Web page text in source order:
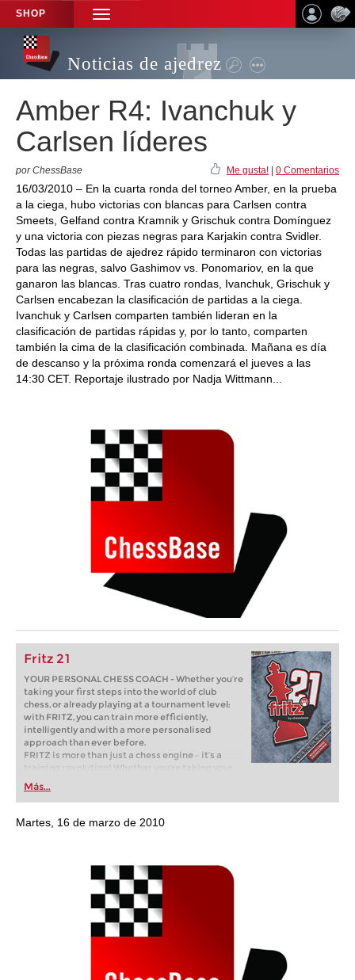
SHOP
TOGGLE
NAVIGATION
Noticias de ajedrez
Amber R4: Ivanchuk y
Carlsen líderes
por ChessBase Me gusta! 0 Comentarios
16/03/2010 – En la cuarta ronda del torneo Amber, en la prueba
a la ciega, hubo victorias con blancas para Carlsen contra
Smeets, Gelfand contra Kramnik y Grischuk contra Domínguez
y una victoria con piezas negras para Karjakin contra Svidler.
Todas las partidas de ajedrez rápido terminaron con victorias
para las negras, salvo Gashimov vs. Ponomariov, en la que
ganaron las blancas. Tras cuatro rondas, Ivanchuk, Grischuk y
Carlsen encabezan la clasificación de partidas a la ciega.
Ivanchuk y Carlsen comparten también lideran en la
clasificación de partidas rápidas y, por lo tanto, comparten
también la cima de la clasificación combinada. Mañana es día
de descanso y la próxima ronda comenzará el jueves a las
14:30 CET. Reportaje ilustrado por Nadja Wittmann...
Fritz 21
YOUR PERSONAL CHESS COACH - Whether you’re
taking your first steps into the world of club
chess, or already playing at a tournament level:
with FRITZ, you can train more efficiently,
intelligently and with a more personalised
approach than ever before.
FRITZ is more than just a chess engine – it’s a
training revolution! Whether you’re taking your
first steps into the world of club chess, or already
playing at a tournament level: with FRITZ, you can
train more efficiently, intelligently and with a
more personalised approach than ever before.
Más...
Martes, 16 de marzo de 2010